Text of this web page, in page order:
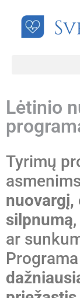
Lėtinio
Tyrimų
nuovargį,
silpnumą
ar